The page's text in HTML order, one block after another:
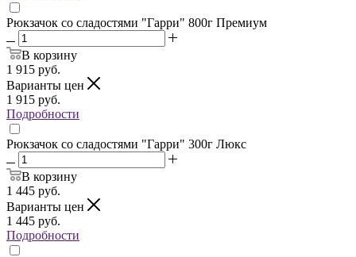
Рюкзачок со сладостями "Гарри" 800г Премиум
В корзину
1 915 руб.
Варианты цен
1 915 руб.
Подробности
Рюкзачок со сладостями "Гарри" 300г Люкс
В корзину
1 445 руб.
Варианты цен
1 445 руб.
Подробности